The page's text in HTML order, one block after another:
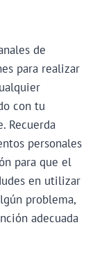
de
para realizar
con tu
Recuerda
personales
para que el
en utilizar
problema,
adecuada